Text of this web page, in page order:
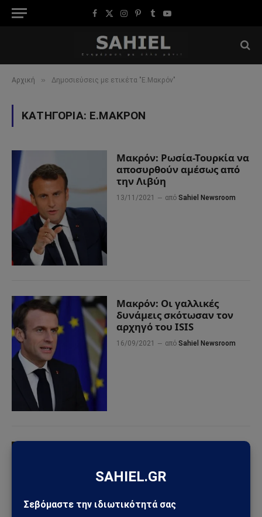
Facebook
X
Instagram
Pinterest
TumblrYouTube
Αρχική » Δημοσιεύσεις με ετικέτα "Ε.Μακρόν"
ΚΑΤΗΓΟΡΊΑ: Ε.ΜΑΚΡΌΝ
Μακρόν: Ρωσία-Τουρκία να
αποσυρθούν αμέσως από
την Λιβύη
13/11/2021 από Sahiel Newsroom
Μακρόν: Οι γαλλικές
δυνάμεις σκότωσαν τον
αρχηγό του ISIS
16/09/2021 από Sahiel Newsroom
παρουσιάζει ορισμένα
συμπτώματα του
21/12/2020 από